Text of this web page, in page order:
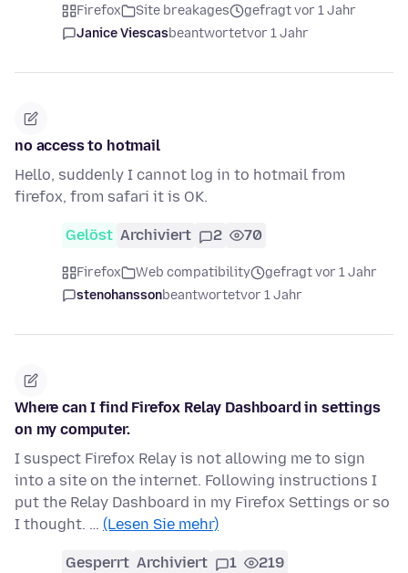
Firefox Site breakages
gefragt vor 1 Jahr
Janice Viescasbeantwortetvor 1 Jahr
no access to hotmail
Hello, suddenly I cannot log in to hotmail from
firefox, from safari it is OK.
Gelöst Archiviert 2 70
Firefox Web compatibility
gefragt vor 1 Jahr
stenohanssonbeantwortetvor 1 Jahr
Where can I find Firefox Relay Dashboard in settings
on my computer.
I suspect Firefox Relay is not allowing me to sign
into a site on the internet. Following instructions I
put the Relay Dashboard in my Firefox Settings or so
I thought. … (Lesen Sie mehr)
Gesperrt Archiviert 1 219